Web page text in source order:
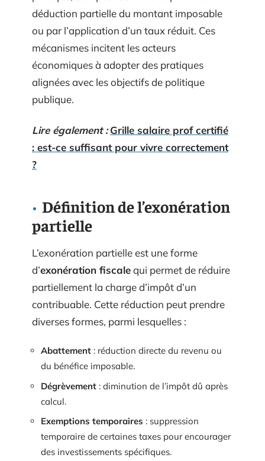
déduction partielle du montant imposable
ou par l’application d’un taux réduit. Ces
mécanismes incitent les acteurs
économiques à adopter des pratiques
alignées avec les objectifs de politique
publique.
Lire également : Grille salaire prof certifié
: est-ce suffisant pour vivre correctement
?
Définition de l’exonération
partielle
L’exonération partielle est une forme
d’exonération fiscalequi permet de réduire
partiellement la charge d’impôt d’un
contribuable. Cette réduction peut prendre
diverses formes, parmi lesquelles :
Abattement : réduction directe du revenu ou
du bénéfice imposable.
Dégrèvement : diminution de l’impôt dû après
calcul.
Exemptions temporaires : suppression
temporaire de certaines taxes pour encourager
des investissements spécifiques.